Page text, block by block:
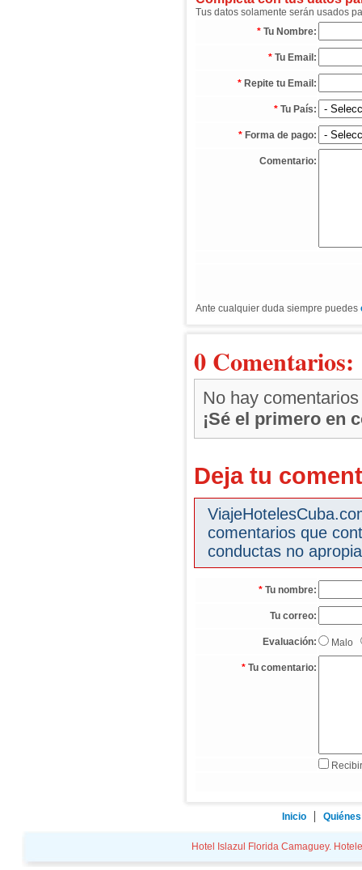
Tus datos solamente serán usados
* Tu Nombre:
* Tu Email:
* Repite tu Email:
* Tu País:
* Forma de pago:
Comentario:
Ante cualquier duda siempre puedes
0 Comentarios:
No hay comentarios
¡Sé el primero en
Deja tu
comentarios que
conductas no
* Tu nombre:
Tu correo:
Evaluación: Malo
* Tu comentario:
Inicio
Hotel Islazul Florida Camaguey.